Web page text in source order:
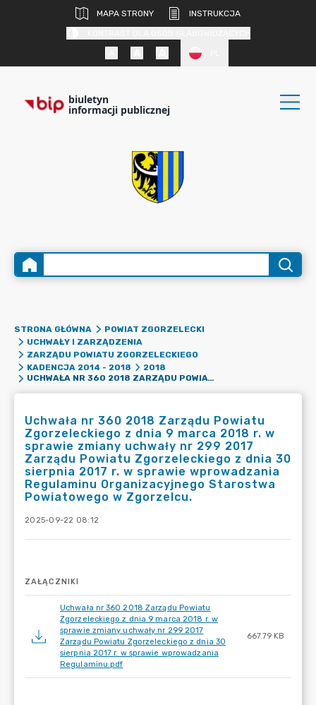
MAPA STRONY
INSTRUKCJA
biuletyn
informacji publicznej
STRONA GŁÓWNA
POWIAT ZGORZELECKI
UCHWAŁY I ZARZĄDZENIA
ZARZĄDU POWIATU ZGORZELECKIEGO
KADENCJA 2014 - 2018
2018
UCHWAŁA NR 360 2018 ZARZĄDU POWIATU ZGORZELECKIEGO Z DNIA 9 MARCA 2018 R. W SPRAWIE ZMIANY UCHWAŁY NR 299 2017 ZARZĄDU POWIATU ZGORZELECKIEGO Z DNIA 30 SIERPNIA 2017 R. W SPRAWIE WPROWADZANIA REGULAMINU ORGANIZACYJNEGO STAROSTWA POWIATOWEGO W ZGORZELCU.
Uchwała nr 360 2018 Zarządu Powiatu
Zgorzeleckiego z dnia 9 marca 2018 r. w
sprawie zmiany uchwały nr 299 2017
Zarządu Powiatu Zgorzeleckiego z dnia 30
sierpnia 2017 r. w sprawie wprowadzania
Regulaminu Organizacyjnego Starostwa
Powiatowego w Zgorzelcu.
2025-09-22 08:12
ZAŁĄCZNIKI
Uchwała nr 360 2018 Zarządu Powiatu
Zgorzeleckiego z dnia 9 marca 2018 r. w
sprawie zmiany uchwały nr 299 2017
Zarządu Powiatu Zgorzeleckiego z dnia 30
sierpnia 2017 r. w sprawie wprowadzania
Regulaminu.pdf
667.79 KB